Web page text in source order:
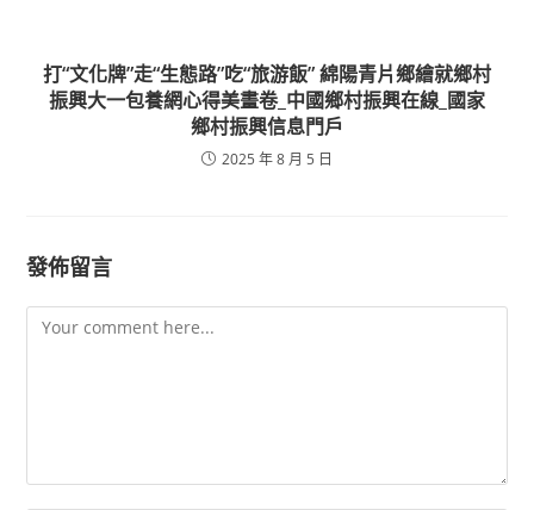
打“文化牌”走“生態路”吃“旅游飯” 綿陽青片鄉繪就鄉村
振興大一包養網心得美畫卷_中國鄉村振興在線_國家
鄉村振興信息門戶
2025 年 8 月 5 日
發佈留言
Comment